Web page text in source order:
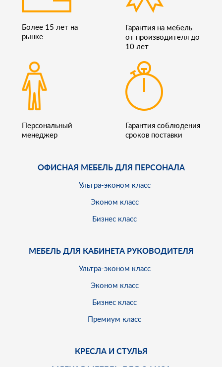
Более 15 лет на
рынке
Гарантия на мебель
от производителя до
10 лет
Персональный
менеджер
Гарантия соблюдения
сроков поставки
ОФИСНАЯ МЕБЕЛЬ ДЛЯ ПЕРСОНАЛА
Ультра-эконом класс
Эконом класс
Бизнес класс
МЕБЕЛЬ ДЛЯ КАБИНЕТА РУКОВОДИТЕЛЯ
Ультра-эконом класс
Эконом класс
Бизнес класс
Премиум класс
КРЕСЛА И СТУЛЬЯ